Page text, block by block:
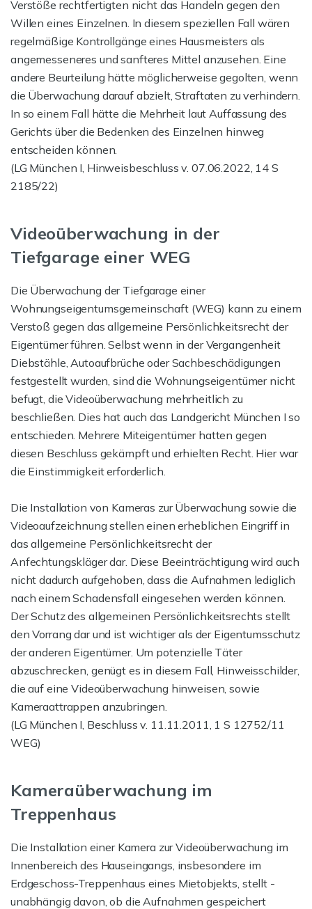
Verstöße rechtfertigten nicht das Handeln gegen den
Willen eines Einzelnen. In diesem speziellen Fall wären
regelmäßige Kontrollgänge eines Hausmeisters als
angemesseneres und sanfteres Mittel anzusehen. Eine
andere Beurteilung hätte möglicherweise gegolten, wenn
die Überwachung darauf abzielt, Straftaten zu verhindern.
In so einem Fall hätte die Mehrheit laut Auffassung des
Gerichts über die Bedenken des Einzelnen hinweg
entscheiden können.
(LG München I, Hinweisbeschluss v. 07.06.2022, 14 S
2185/22)
Videoüberwachung in der
Tiefgarage einer WEG
Die Überwachung der Tiefgarage einer
Wohnungseigentumsgemeinschaft (WEG) kann zu einem
Verstoß gegen das allgemeine Persönlichkeitsrecht der
Eigentümer führen. Selbst wenn in der Vergangenheit
Diebstähle, Autoaufbrüche oder Sachbeschädigungen
festgestellt wurden, sind die Wohnungseigentümer nicht
befugt, die Videoüberwachung mehrheitlich zu
beschließen. Dies hat auch das Landgericht München I so
entschieden. Mehrere Miteigentümer hatten gegen
diesen Beschluss gekämpft und erhielten Recht. Hier war
die Einstimmigkeit erforderlich.
Die Installation von Kameras zur Überwachung sowie die
Videoaufzeichnung stellen einen erheblichen Eingriff in
das allgemeine Persönlichkeitsrecht der
Anfechtungskläger dar. Diese Beeinträchtigung wird auch
nicht dadurch aufgehoben, dass die Aufnahmen lediglich
nach einem Schadensfall eingesehen werden können.
Der Schutz des allgemeinen Persönlichkeitsrechts stellt
den Vorrang dar und ist wichtiger als der Eigentumsschutz
der anderen Eigentümer. Um potenzielle Täter
abzuschrecken, genügt es in diesem Fall, Hinweisschilder,
die auf eine Videoüberwachung hinweisen, sowie
Kameraattrappen anzubringen.
(LG München I, Beschluss v. 11.11.2011, 1 S 12752/11
WEG)
Kameraüberwachung im
Treppenhaus
Die Installation einer Kamera zur Videoüberwachung im
Innenbereich des Hauseingangs, insbesondere im
Erdgeschoss-Treppenhaus eines Mietobjekts, stellt -
unabhängig davon, ob die Aufnahmen gespeichert